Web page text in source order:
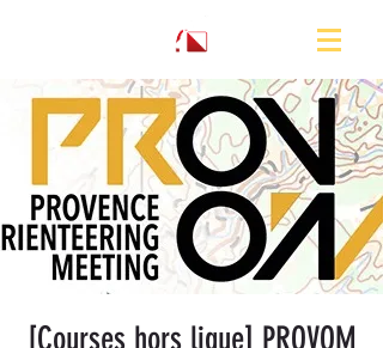
[Courses hors ligue] PROVOM